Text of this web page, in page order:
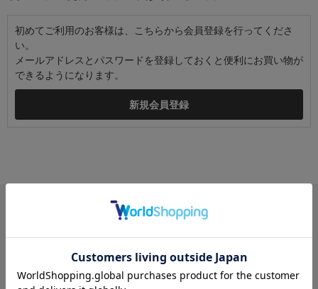
初めてご利用のお客様は、こちらから会員登録を行ってくださ
い。
メールアドレスとパスワードを登録しておくと便利にお買い物が
できるようになります。